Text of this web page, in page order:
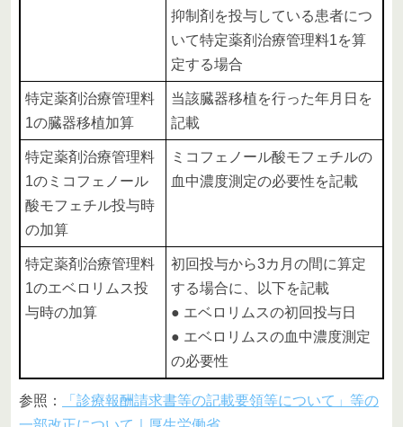
抑制剤を投与している患者につ
いて特定薬剤治療管理料1を算
定する場合
特定薬剤治療管理料
1の臓器移植加算
当該臓器移植を行った年月日を
記載
特定薬剤治療管理料
1のミコフェノール
酸モフェチル投与時
の加算
ミコフェノール酸モフェチルの
血中濃度測定の必要性を記載
特定薬剤治療管理料
1のエベロリムス投
与時の加算
初回投与から3カ月の間に算定
する場合に、以下を記載
● エベロリムスの初回投与日
● エベロリムスの血中濃度測定
の必要性
参照：
「診療報酬請求書等の記載要領等について」等の